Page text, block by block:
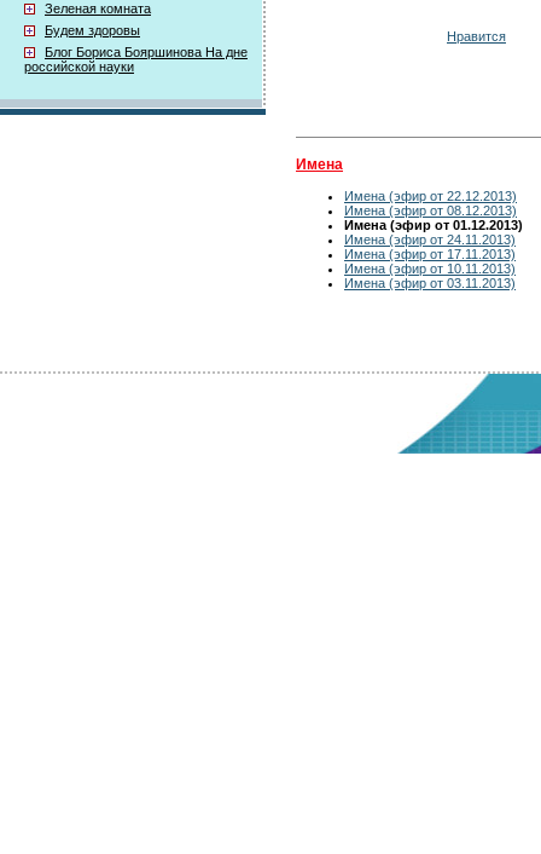
Зеленая комната
Будем здоровы
Блог Бориса Бояршинова На дне
российской науки
Нравится
Имена
Имена (эфир от 22.12.2013)
Имена (эфир от 08.12.2013)
Имена (эфир от 01.12.2013)
Имена (эфир от 24.11.2013)
Имена (эфир от 17.11.2013)
Имена (эфир от 10.11.2013)
Имена (эфир от 03.11.2013)